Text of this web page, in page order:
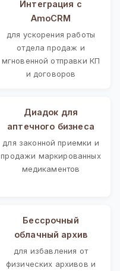
Интеграция с
AmoCRM
для ускорения работы
отдела продаж и
мгновенной отправки КП
и договоров
Диадок для
аптечного бизнеса
для законной приемки и
продажи маркированных
медикаментов
Бессрочный
облачный архив
для избавления от
физических архивов и